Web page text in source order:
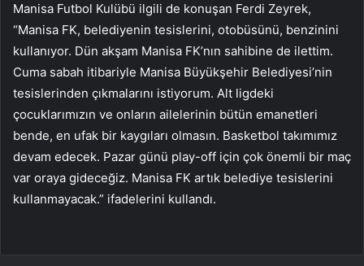
Manisa Futbol Kulübü ilgili de konuşan Ferdi Zeyrek,
“Manisa FK, belediyenin tesislerini, otobüsünü, benzinini
kullanıyor. Dün akşam Manisa FK’nın sahibine de ilettim.
Cuma sabah itibariyle Manisa Büyükşehir Belediyesi’nin
tesislerinden çıkmalarını istiyorum. Alt ligdeki
çocuklarımızın ve onların ailelerinin bütün emanetleri
bende, en ufak bir kaygıları olmasın. Basketbol takımımız
devam edecek. Pazar günü play-off için çok önemli bir maç
var oraya gideceğiz. Manisa FK artık belediye tesislerini
kullanmayacak.” ifadelerini kullandı.